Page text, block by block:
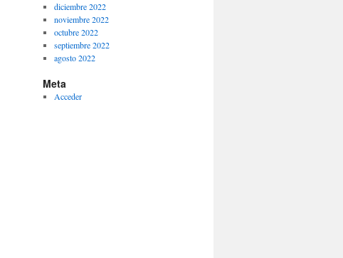
diciembre 2022
noviembre 2022
octubre 2022
septiembre 2022
agosto 2022
Meta
Acceder